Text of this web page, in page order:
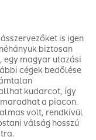
is igen
biztosan
egy magyar utazási
cégek bedőlése
kudarcot, így
a piacon.
volt, rendkívül
válság hosszú